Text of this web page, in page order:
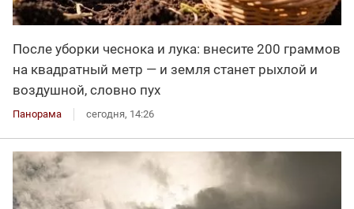
После уборки чеснока и лука: внесите 200 граммов
на квадратный метр — и земля станет рыхлой и
воздушной, словно пух
Панорама сегодня, 14:26